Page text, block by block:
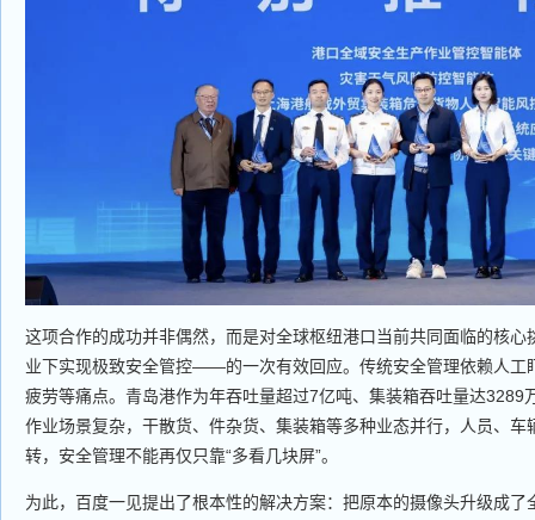
这项合作的成功并非偶然，而是对全球枢纽港口当前共同面临的核
业下实现极致安全管控——的一次有效回应。传统安全管理依赖人工
疲劳等痛点。青岛港作为年吞吐量超过7亿吨、集装箱吞吐量达3289
作业场景复杂，干散货、件杂货、集装箱等多种业态并行，人员、车
转，安全管理不能再仅只靠“多看几块屏”。
为此，百度一见提出了根本性的解决方案：把原本的摄像头升级成了